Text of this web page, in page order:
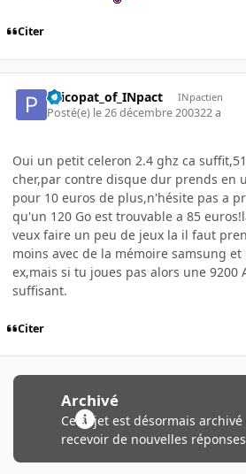
Citer
Psicopat_of_INpact INpactien
Posté(e) le 26 décembre 200322 a
Oui un petit celeron 2.4 ghz ca
cher,par contre disque dur prends en
pour 10 euros de plus,n'hésite pas a
qu'un 120 Go est trouvable a 85
veux faire un peu de jeux la il faut
moins avec de la mémoire samsung
ex,mais si tu joues pas alors une 9200
suffisant.
Citer
Archivé
Ce sujet est désormais
recevoir de nouvelles